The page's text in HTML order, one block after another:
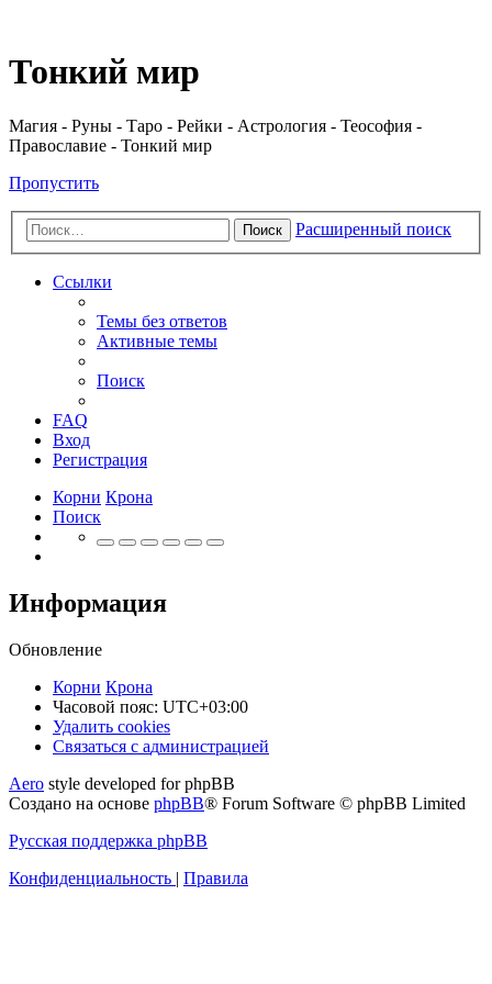
Тонкий мир
Магия - Руны - Таро - Рейки - Астрология - Теософия -
Православие - Тонкий мир
Пропустить
Поиск Расширенный поиск
Ссылки
Темы без ответов
Активные темы
Поиск
FAQ
Вход
Регистрация
Корни Крона
Поиск
Информация
Обновление
Корни Крона
Часовой пояс: UTC+03:00
Удалить cookies
Связаться
администрацией
Связаться с администрацией
Aero style developed for phpBB
Создано на основе phpBB® Forum Software © phpBB Limited
Русская поддержка phpBB
Конфиденциальность | Правила